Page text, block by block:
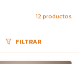
12 productos
FILTRAR